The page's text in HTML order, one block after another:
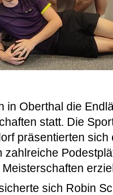
in Oberthal die
statt. Die
präsentierten
zahlreiche
sich Robin